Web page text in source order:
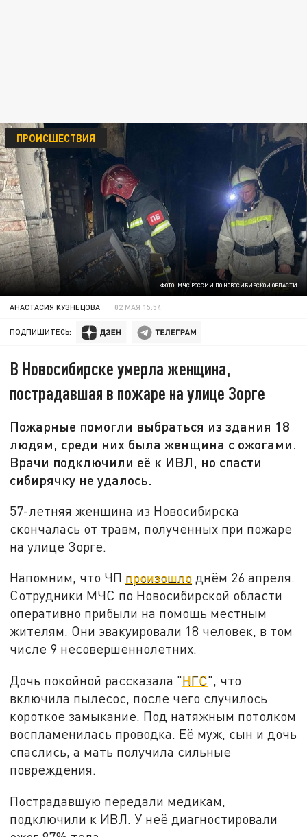
ФОТО: МЧС РОССИИ ПО НОВОСИБИРСКОЙ ОБЛАСТИ
ПРОИСШЕСТВИЯ
АНАСТАСИЯ КУЗНЕЦОВА 02 МАЯ 15:54
ПОДПИШИТЕСЬ:
В Новосибирске умерла женщина,
пострадавшая в пожаре на улице Зорге
Пожарные помогли выбраться из здания 18
людям, среди них была женщина с ожогами.
Врачи подключили её к ИВЛ, но спасти
сибирячку не удалось.
57-летняя женщина из Новосибирска
скончалась от травм, полученных при пожаре
на улице Зорге.
Напомним, что ЧП произошло днём 26 апреля.
Сотрудники МЧС по Новосибирской области
оперативно прибыли на помощь местным
жителям. Они эвакуировали 18 человек, в том
числе 9 несовершеннолетних.
Дочь покойной рассказала "НГС", что
включила пылесос, после чего случилось
короткое замыкание. Под натяжным потолком
воспламенилась проводка. Её муж, сын и дочь
спаслись, а мать получила сильные
повреждения.
Пострадавшую передали медикам,
подключили к ИВЛ. У неё диагностировали